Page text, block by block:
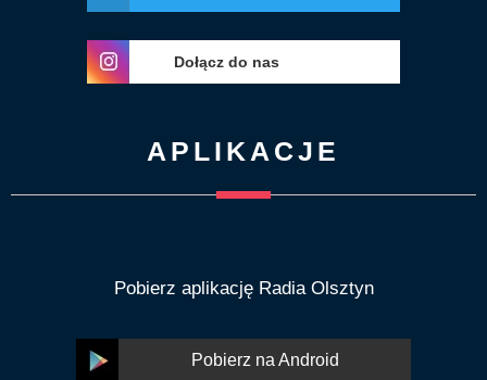
Dołącz do nas
APLIKACJE
Pobierz aplikację Radia Olsztyn
Pobierz na Android